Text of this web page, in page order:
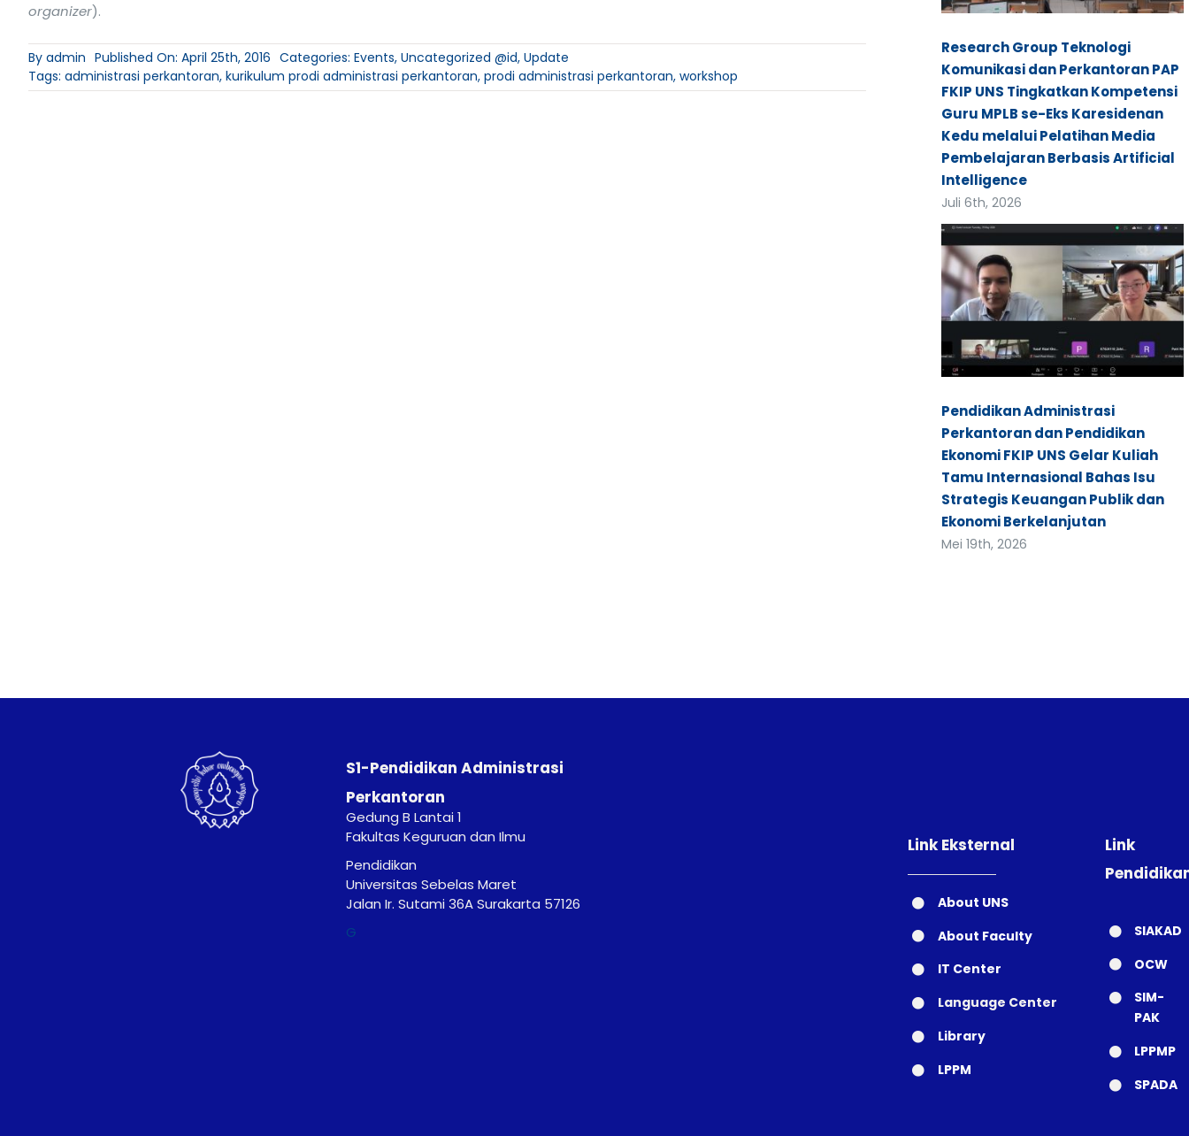
organizer).
By admin Published On: April 25th, 2016 Categories: Events, Uncategorized @id, Update
Tags: administrasi perkantoran, kurikulum prodi administrasi perkantoran, prodi administrasi perkantoran, workshop
Research Group Teknologi
Komunikasi dan Perkantoran PAP
FKIP UNS Tingkatkan Kompetensi
Guru MPLB se-Eks Karesidenan
Kedu melalui Pelatihan Media
Pembelajaran Berbasis Artificial
Intelligence
Juli 6th, 2026
Pendidikan Administrasi
Perkantoran dan Pendidikan
Ekonomi FKIP UNS Gelar Kuliah
Tamu Internasional Bahas Isu
Strategis Keuangan Publik dan
Ekonomi Berkelanjutan
Mei 19th, 2026
S1-Pendidikan Administrasi
Perkantoran
Gedung B Lantai 1
Fakultas Keguruan dan Ilmu
Pendidikan
Universitas Sebelas Maret
Jalan Ir. Sutami 36A Surakarta 57126
G
Link Eksternal
About UNS
About Faculty
IT Center
Language Center
Library
LPPM
Link
SIAKAD
OCW
SIM-
PAK
LPPMP
SPADA